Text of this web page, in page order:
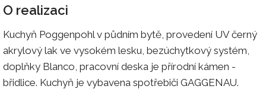
O realizaci
Kuchyň Poggenpohl v půdním bytě, provedení UV černý
akrylový lak ve vysokém lesku, bezúchytkový systém,
doplňky Blanco, pracovní deska je přírodní kámen -
břidlice. Kuchyň je vybavena spotřebiči GAGGENAU.